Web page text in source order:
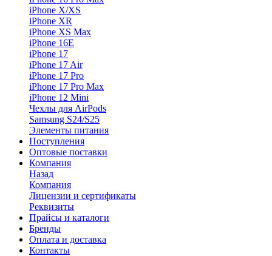
iPhone X/XS
iPhone XR
iPhone XS Max
iPhone 16E
iPhone 17
iPhone 17 Air
iPhone 17 Pro
iPhone 17 Pro Max
iPhone 12 Mini
Чехлы для AirPods
Samsung S24/S25
Элементы питания
Поступления
Оптовые поставки
Компания
Назад
Компания
Лицензии и сертификаты
Реквизиты
Прайсы и каталоги
Бренды
Оплата и доставка
Контакты